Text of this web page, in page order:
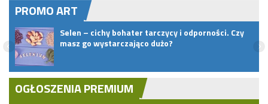
PROMO ART
Selen – cichy bohater tarczycy i odporności. Czy
masz go wystarczająco dużo?
OGŁOSZENIA PREMIUM